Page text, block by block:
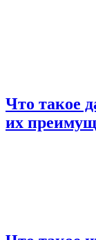
Что такое
их